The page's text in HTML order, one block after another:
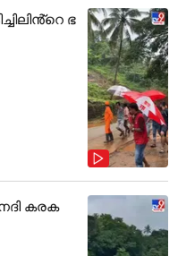
ഭ
കരക